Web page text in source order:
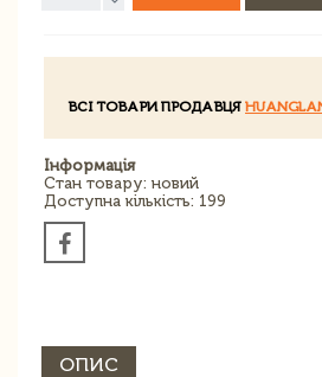
ВСІ ТОВАРИ ПРОДАВЦЯ
Інформація
Стан товару: новий
Доступна кількість: 199
ОПИС